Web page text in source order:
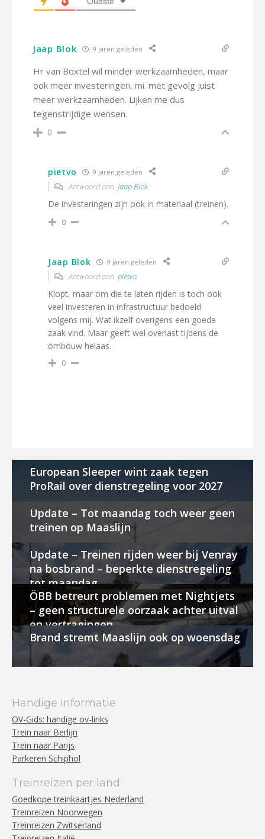
Jaap Blok 9 jaren geleden
Hr van Boxtel wil minder werkzaamheden, maar
ook meer investeringen, mi. met gevolg juist
meer werkzaamheden. Lijken me dus
tegenstrijdige wensen.
0
pietvo 9 jaren geleden
Antwoord aan Jaap Blok
De investeringen zijn ook in materiaal (treinen).
0
Jaap Blok 9 jaren geleden
Antwoord aan pietvo
Klopt, maar om die te laten rijden is toch ook
veel investeren in infrastructuur bedoeld
volgens mij. Wat ikzelf overigens een goede
zaak vind. Maar geeft wel overlast tijdens de
ombouw helaas.
0
European Sleeper wint zaak tegen
ProRail over dienstregeling voor 2027
Update – Tot maandag toch weer geen
treinen op Maaslijn
Update – Treinen rijden weer bij Venray
na bosbrand – beperkte dienstregeling
tot maandag
ÖBB betreurt problemen met Nightjets
– geen structurele oorzaak achter uitval
en vertragingen
Brand stremt Maaslijn ook op woensdag
Handige informatie
OV-Gids: handige ov-links
Trein naar Berlijn
Trein naar Parijs
Parkeren Schiphol
Treinreizen per land
Goedkope treinkaartjes Nederland
Treinreizen Noorwegen
Treinreizen Zwitserland